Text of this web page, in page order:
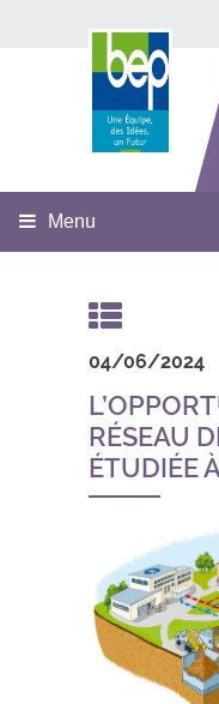
Menu
04/06/2024
RÉSEAU
ÉTUDIÉE